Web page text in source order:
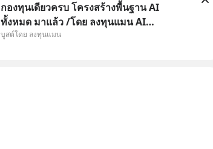
กองทุนเดียวครบ โครงสร้างพื้นฐาน AI
ทั้งหมด มาแล้ว /โดย ลงทุนแมน AI
Supercycle คือช่วงเวลาที่เทคโนโลยีปัญญา
บูสต์โดย ลงทุนแมน